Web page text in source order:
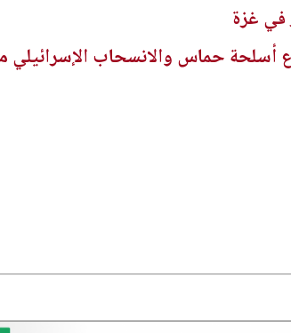
أسلحة حماس والانسحاب الإسرائيلي